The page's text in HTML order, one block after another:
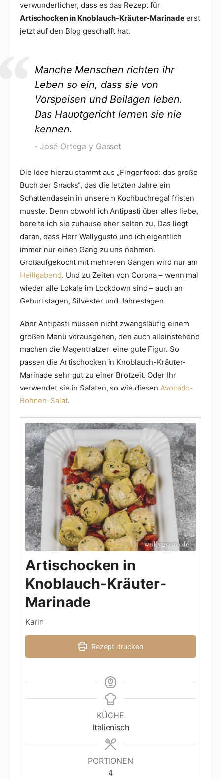
verwunderlicher, dass es das Rezept für
Artischocken in Knoblauch-Kräuter-Marinade erst
jetzt auf den Blog geschafft hat.
Manche Menschen richten ihr
Leben so ein, dass sie von
Vorspeisen und Beilagen leben.
Das Hauptgericht lernen sie nie
kennen.
José Ortega y Gasset
Die Idee hierzu stammt aus „Fingerfood: das große
Buch der Snacks“, das die letzten Jahre ein
Schattendasein in unserem Kochbuchregal fristen
musste. Denn obwohl ich Antipasti über alles liebe,
bereite ich sie zuhause eher selten zu. Das liegt
daran, dass Herr Wallygusto und ich eigentlich
immer nur einen Gang zu uns nehmen.
Großaufgekocht mit mehreren Gängen wird nur am
Heiligabend. Und zu Zeiten von Corona – wenn mal
wieder alle Lokale im Lockdown sind – auch an
Geburtstagen, Silvester und Jahrestagen.
Aber Antipasti müssen nicht zwangsläufig einem
großen Menü vorausgehen, den auch alleinstehend
machen die Magentratzerl eine gute Figur. So
passen die Artischocken in Knoblauch-Kräuter-
Marinade sehr gut zu einer Brotzeit. Oder Ihr
verwendet sie in Salaten, so wie diesen Avocado-
Bohnen-Salat.
Artischocken in
Knoblauch-Kräuter-
Marinade
Karin
Rezept drucken
KÜCHE
Italienisch
PORTIONEN
4